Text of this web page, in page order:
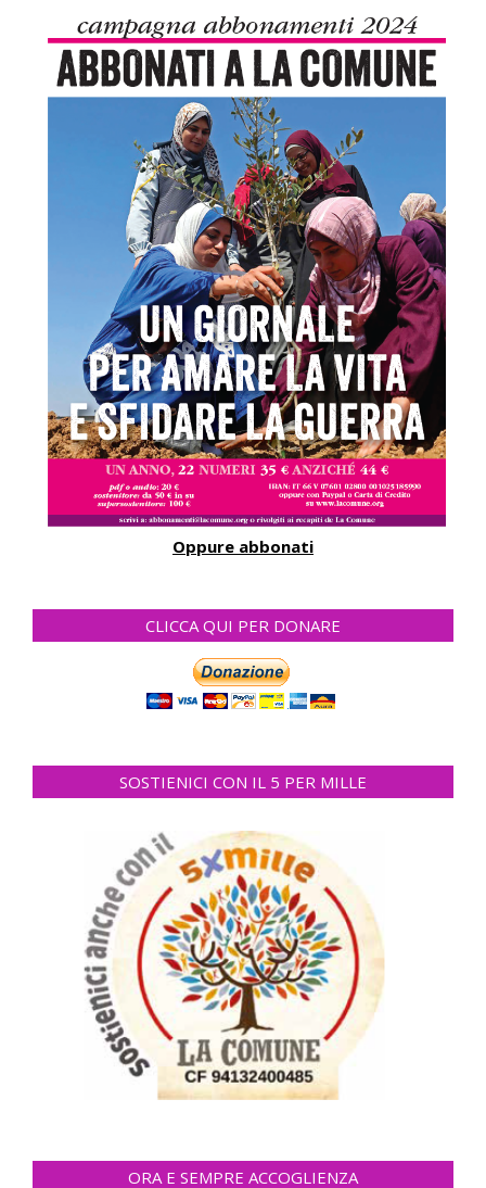
Oppure abbonati
CLICCA QUI PER DONARE
SOSTIENICI CON IL 5 PER MILLE
ORA E SEMPRE ACCOGLIENZA